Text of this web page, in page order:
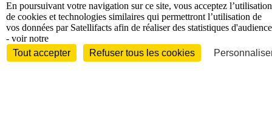
InterviewBiographies
Nominations /
mouvementsDistinctionsDisparitionsVerbatimAu fil des (e)X
En poursuivant votre navigation sur ce site, vous acceptez l’utilisation
de cookies et technologies similaires qui permettront l’utilisation de
vos données par Satellifacts afin de réaliser des statistiques d'audience
- voir notre
Tout accepter
Refuser tous les cookies